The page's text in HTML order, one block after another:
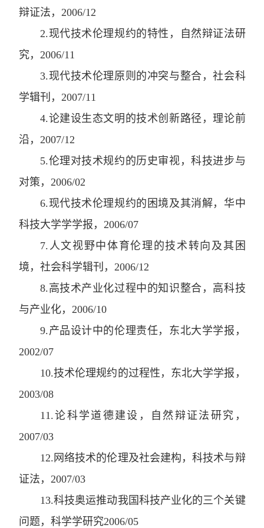
辩证法 ， 2006/12
2.现代技术伦理规约的特性 ，
自然辩证法研
究， 2006/11
3.现代技术伦理原则的冲突与整合 ，社会科
学辑刊 ， 2007/11
4.论建设生态文明的技术创新路径 ，理论前
沿 ， 2007/12
5.伦理对技术规约的历史审视 ，科技进步与
对策 ， 2006/02
6.现代技术伦理规约的困境及其消解， 华中
科技大学学学报 ， 2006/07
7. 人文视野中体育伦理的技术转向及其困
境 ， 社会科学辑刊 ， 2006/12
8.高技术产业化过程中的知识整合 ， 高科技
与产业化， 2006/10
9.产品设计中的伦理责任， 东北大学学报 ，
2002/07
10.技术伦理规约的过程性 ， 东北大学学报 ，
2003/08
11 .论科学道德建设 ， 自然辩证法研究 ，
2007/03
12. 网络技术的伦理及社会建构 ，科技术与辩
证法 ， 2007/03
13.科技奥运推动我国科技产业化的三个关键
问题 ， 科学学研究2006/05